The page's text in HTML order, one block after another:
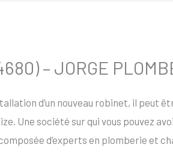
– JORGE
d’un nouveau robinet, il peut
Une société sur qui vous pouvez
d’experts en plomberie et